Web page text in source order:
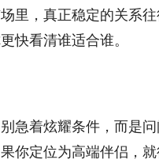
里，真正稳定的关系
快看清谁适合谁。
急着炫耀条件，而是
你定位为高端伴侣，